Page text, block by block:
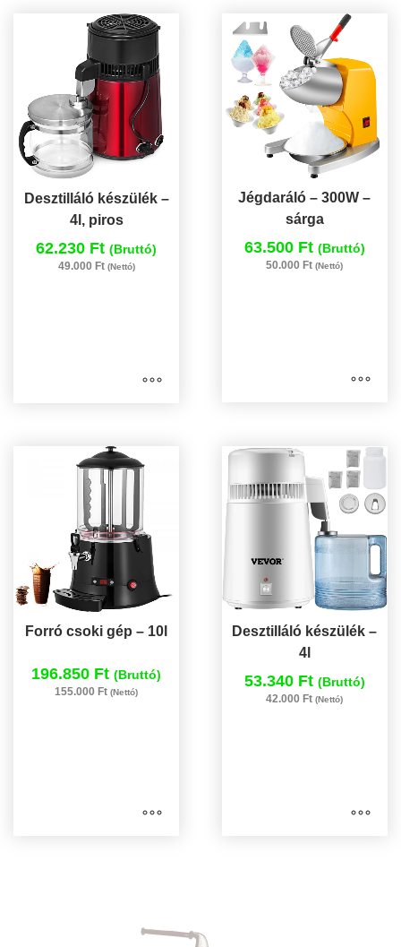
Desztilláló készülék –
4l, piros
62.230 Ft(Bruttó)
49.000 Ft (Nettó)
Jégdaráló – 300W –
sárga
63.500 Ft (Bruttó)
50.000 Ft(Nettó)
Forró csoki gép – 10l
196.850 Ft(Bruttó)
155.000 Ft(Nettó)
Desztilláló készülék –
4l
53.340 Ft (Bruttó)
42.000 Ft(Nettó)